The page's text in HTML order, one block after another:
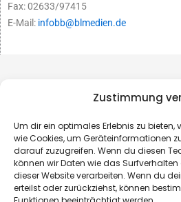
Zustimmung
Um dir ein optimales Erlebnis zu bieten,
wie Cookies, um Geräteinformationen
darauf zuzugreifen. Wenn du diesen
können wir Daten wie das
dieser Website verarbeiten. Wenn du
erteilst oder zurückziehst, können
Fax: 02633/97415
E-Mail: infobb@blmedien.de